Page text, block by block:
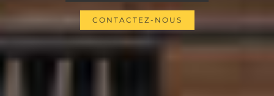
CONTACTEZ-NOUS